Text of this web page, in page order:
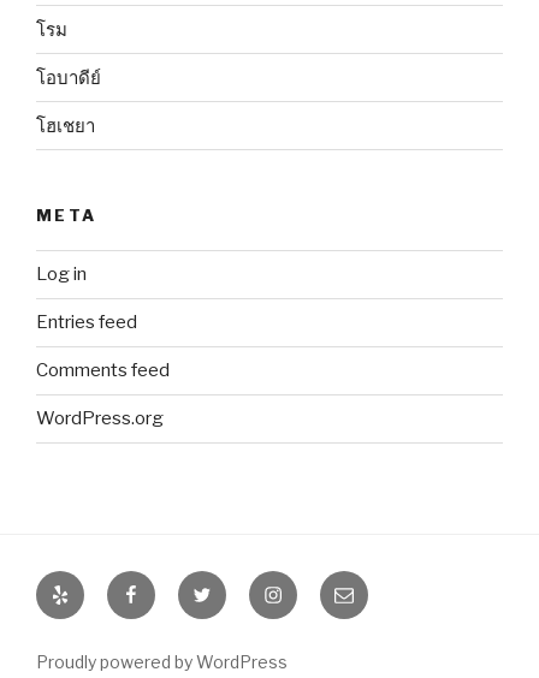
โรม
โอบาดีย์
โฮเชยา
META
Log in
Entries feed
Comments feed
WordPress.org
Yelp FacebookTwitter InstagramEmail
Proudly powered by WordPress